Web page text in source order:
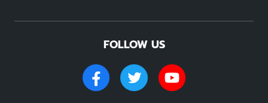
FOLLOW US